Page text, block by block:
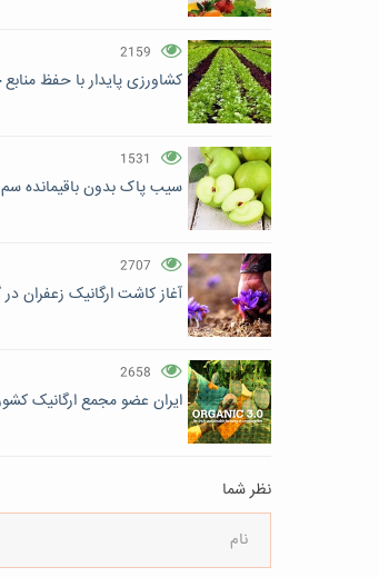
2159
کشاورزی پایدار با حفظ
1531
سیب پاک بدون باقیمانده سم
2707
آغاز کاشت ارگانیک زعفران
2658
ایران عضو مجمع ارگانیک
نظر شما